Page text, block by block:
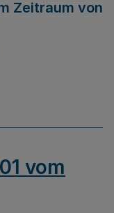
Zeitraum von
vom